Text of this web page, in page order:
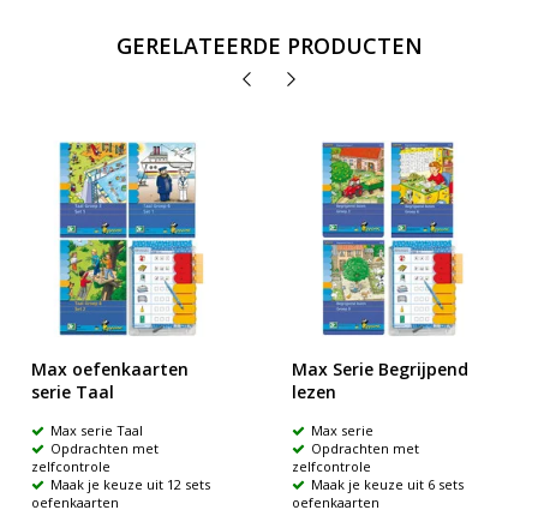
GERELATEERDE PRODUCTEN
Max oefenkaarten
serie Taal
Max serie Taal
Opdrachten met
zelfcontrole
Maak je keuze uit 12 sets
oefenkaarten
Max Serie Begrijpend
lezen
Max serie
Opdrachten met
zelfcontrole
Maak je keuze uit 6 sets
oefenkaarten